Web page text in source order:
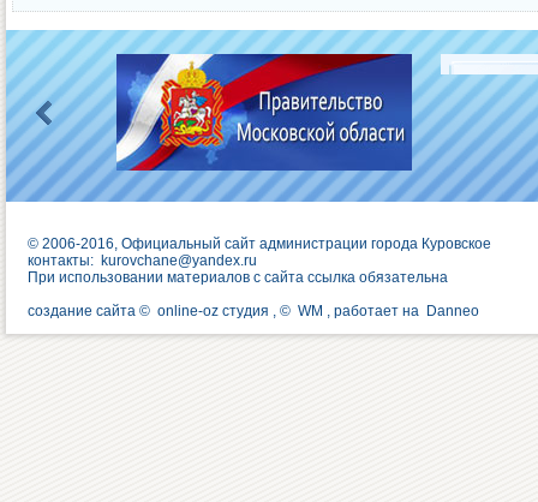
© 2006-2016, Официальный сайт администрации города Куровское
контакты: kurovchane@yandex.ru
При использовании материалов с сайта ссылка обязательна
создание сайта © online-oz студия , © WM , работает на Danneo